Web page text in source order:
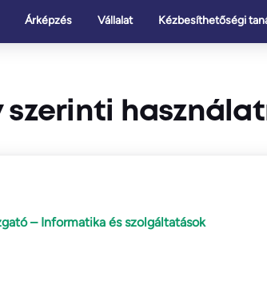
Árképzés Vállalat Kézbesíthetőségi
szerinti
– Informatika és szolgáltatások